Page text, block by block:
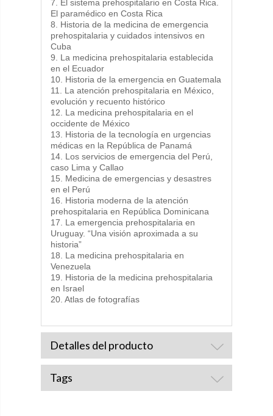
7. El sistema prehospitalario en Costa Rica.
El paramédico en Costa Rica
8. Historia de la medicina de emergencia
prehospitalaria y cuidados intensivos en
Cuba
9. La medicina prehospitalaria establecida
en el Ecuador
10. Historia de la emergencia en Guatemala
11. La atención prehospitalaria en México,
evolución y recuento histórico
12. La medicina prehospitalaria en el
occidente de México
13. Historia de la tecnología en urgencias
médicas en la República de Panamá
14. Los servicios de emergencia del Perú,
caso Lima y Callao
15. Medicina de emergencias y desastres
en el Perú
16. Historia moderna de la atención
prehospitalaria en República Dominicana
17. La emergencia prehospitalaria en
Uruguay. “Una visión aproximada a su
historia”
18. La medicina prehospitalaria en
Venezuela
19. Historia de la medicina prehospitalaria
en Israel
20. Atlas de fotografías
Detalles del producto
Tags